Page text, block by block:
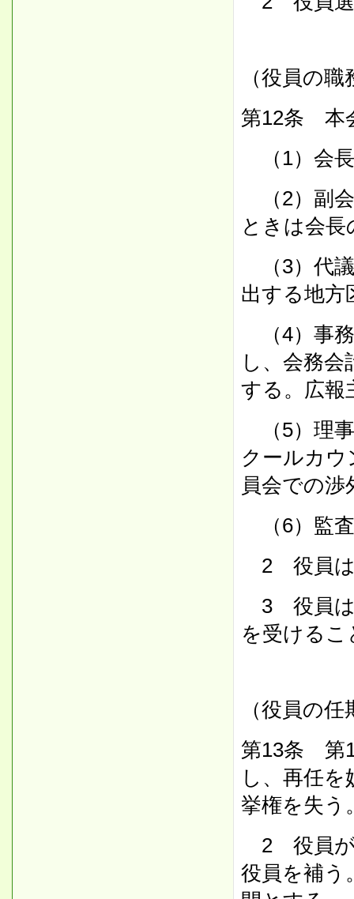
（役員の職
第12条 本
（1）会
（2）副
ときは会長
（3）代議
出する地方
（4）事
し、会務
する。広報
（5）理
クールカウ
員会での渉
（6）監
2 役員は
3 役員は
を受ける
（役員の任
第13条 第
し、再任
挙権を失う
2 役員が
役員を補う